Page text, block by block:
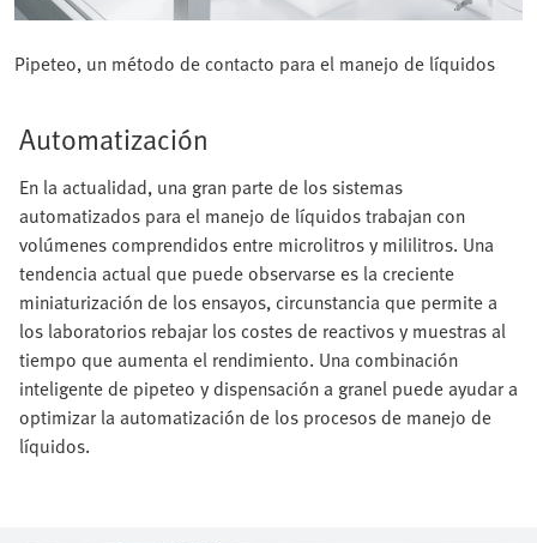
Pipeteo, un método de contacto para el manejo de líquidos
Automatización
En la actualidad, una gran parte de los sistemas
automatizados para el manejo de líquidos trabajan con
volúmenes comprendidos entre microlitros y mililitros. Una
tendencia actual que puede observarse es la creciente
miniaturización de los ensayos, circunstancia que permite a
los laboratorios rebajar los costes de reactivos y muestras al
tiempo que aumenta el rendimiento. Una combinación
inteligente de pipeteo y dispensación a granel puede ayudar a
optimizar la automatización de los procesos de manejo de
líquidos.